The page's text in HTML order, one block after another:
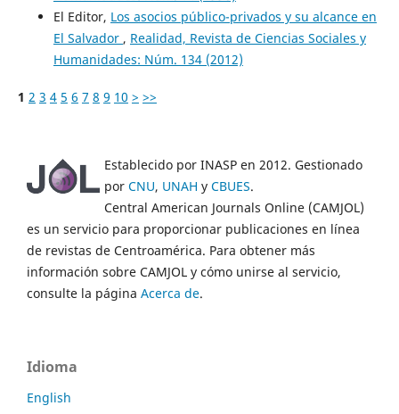
El Editor, Los asocios público-privados y su alcance en
El Salvador , Realidad, Revista de Ciencias Sociales y
Humanidades: Núm. 134 (2012)
1 2 3 4 5 6 7 8 9 10 > >>
Establecido por INASP en 2012. Gestionado
por CNU, UNAH y CBUES.
Central American Journals Online (CAMJOL)
es un servicio para proporcionar publicaciones en línea
de revistas de Centroamérica. Para obtener más
información sobre CAMJOL y cómo unirse al servicio,
consulte la página Acerca de.
Idioma
English